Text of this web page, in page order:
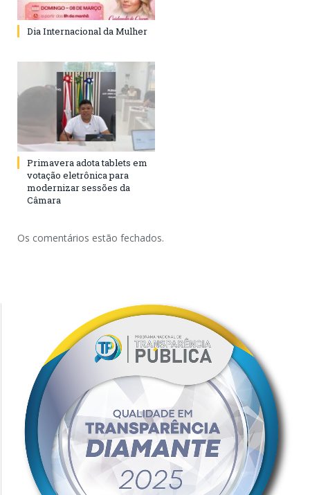
Dia Internacional da Mulher
Primavera adota tablets em
votação eletrônica para
modernizar sessões da
Câmara
Os comentários estão fechados.